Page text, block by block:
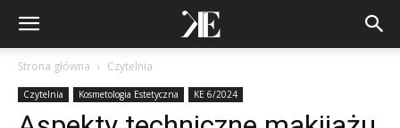
Strona główna Czytelnia
Czytelnia Kosmetologia Estetyczna KE 6/2024